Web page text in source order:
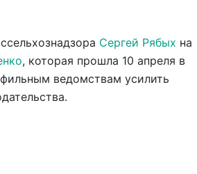
Сергей Рябых на
, которая прошла 10 апреля в
ведомствам усилить